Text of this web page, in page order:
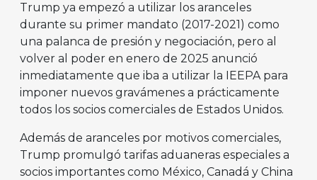
Trump ya empezó a utilizar los aranceles
durante su primer mandato (2017-2021) como
una palanca de presión y negociación, pero al
volver al poder en enero de 2025 anunció
inmediatamente que iba a utilizar la IEEPA para
imponer nuevos gravámenes a prácticamente
todos los socios comerciales de Estados Unidos.
Además de aranceles por motivos comerciales,
Trump promulgó tarifas aduaneras especiales a
socios importantes como México, Canadá y China